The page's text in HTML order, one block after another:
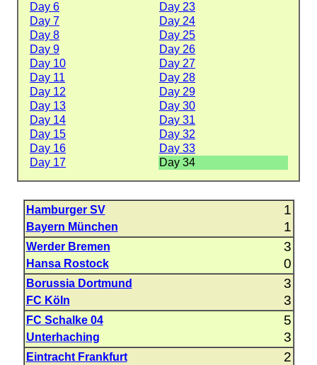
Day 6
Day 23
Day 7
Day 24
Day 8
Day 25
Day 9
Day 26
Day 10
Day 27
Day 11
Day 28
Day 12
Day 29
Day 13
Day 30
Day 14
Day 31
Day 15
Day 32
Day 16
Day 33
Day 17
Day 34
Hamburger SV 1
Bayern München 1
Werder Bremen 3
Hansa Rostock 0
Borussia Dortmund 3
FC Köln 3
FC Schalke 04 5
Unterhaching 3
Eintracht Frankfurt 2